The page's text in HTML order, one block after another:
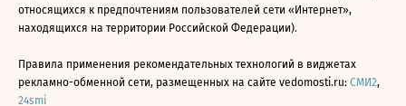
относящихся к предпочтениям пользователей сети «Интернет»,
находящихся на территории Российской Федерации).
Правила применения рекомендательных технологий в виджетах
рекламно-обменной сети, размещенных на сайте vedomosti.ru: СМИ2,
24smi